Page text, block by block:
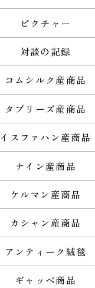
ピクチャー
対談の記録
コムシルク産商品
タブリーズ産商品
イスファハン産商品
ナイン産商品
ケルマン産商品
カシャン産商品
アンティーク絨毯
ギャッベ商品